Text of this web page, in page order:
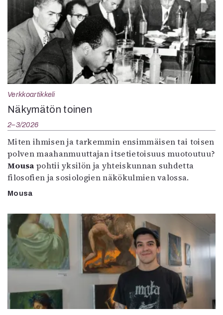
Verkkoartikkeli
Näkymätön toinen
2–3/2026
Miten ihmisen ja tarkemmin ensimmäisen tai toisen
polven maahanmuuttajan itsetietoisuus muotoutuu?
Mousa pohtii yksilön ja yhteiskunnan suhdetta
filosofien ja sosiologien näkökulmien valossa.
Mousa